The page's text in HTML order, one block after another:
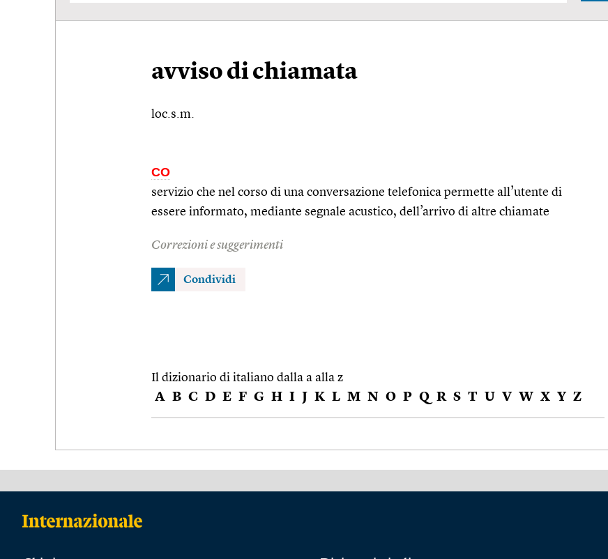
avviso di chiamata
loc.s.m.
CO
servizio che nel corso di una conversazione telefonica permette all’utente di
essere informato, mediante segnale acustico, dell’arrivo di altre chiamate
Correzioni e suggerimenti
Condividi
Il dizionario di italiano dalla a alla z
A B C D E F G H I J K L M N O P Q R S T U V W X Y Z